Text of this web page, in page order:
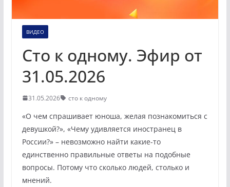
ВИДЕО
Сто к одному. Эфир от
31.05.2026
31.05.2026 сто к одному
«О чем спрашивает юноша, желая познакомиться с
девушкой?», «Чему удивляется иностранец в
России?» – невозможно найти какие-то
единственно правильные ответы на подобные
вопросы. Потому что сколько людей, столько и
мнений.